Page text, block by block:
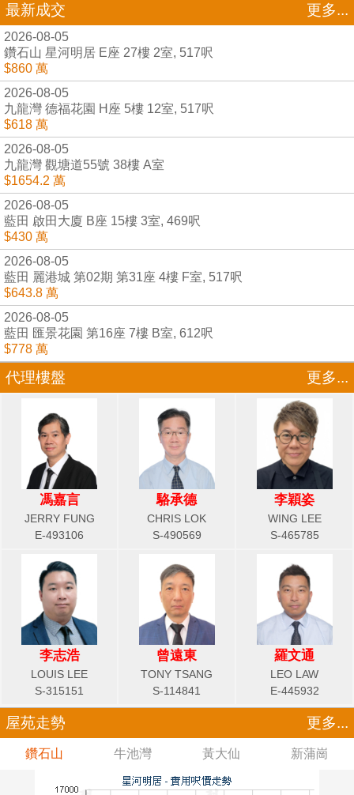
最新成交 更多...
2026-08-05
鑽石山 星河明居 E座 27樓 2室, 517呎
$860 萬
2026-08-05
九龍灣 德福花園 H座 5樓 12室, 517呎
$618 萬
2026-08-05
九龍灣 觀塘道55號 38樓 A室
$1654.2 萬
2026-08-05
藍田 啟田大廈 B座 15樓 3室, 469呎
$430 萬
2026-08-05
藍田 麗港城 第02期 第31座 4樓 F室, 517呎
$643.8 萬
2026-08-05
藍田 匯景花園 第16座 7樓 B室, 612呎
$778 萬
代理樓盤 更多...
馮嘉言
JERRY FUNG
E-493106
駱承德
CHRIS LOK
S-490569
李穎姿
WING LEE
S-465785
李志浩
LOUIS LEE
S-315151
曾遠東
TONY TSANG
S-114841
羅文通
LEO LAW
E-445932
屋苑走勢 更多...
鑽石山 牛池灣 黃大仙 新蒲崗